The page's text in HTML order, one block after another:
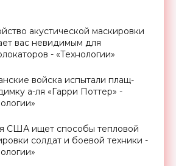
акустической маскировки
вас невидимым для
- «Технологии»
войска испытали плащ-
а-ля «Гарри Поттер» -
США ищет способы тепловой
солдат и боевой техники -